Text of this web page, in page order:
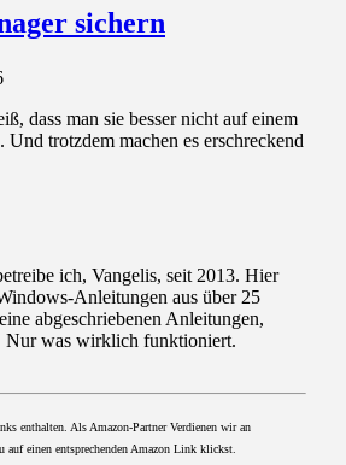
sichern
dass man sie besser nicht auf einem
Und trotzdem machen es erschreckend
ich, Vangelis, seit 2013. Hier
Anleitungen aus über 25
abgeschriebenen Anleitungen,
was wirklich funktioniert.
enthalten. Als Amazon-Partner Verdienen wir an
einen entsprechenden Amazon Link klickst.